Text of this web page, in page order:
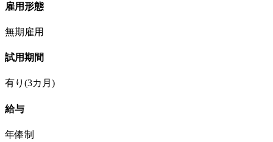
雇用形態
無期雇用
試用期間
有り(3カ月)
給与
年俸制